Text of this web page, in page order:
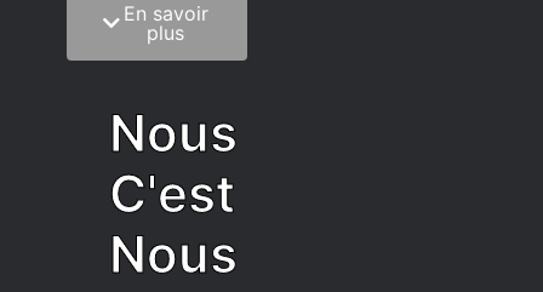
C’est quoi notre
méthode?
sagesse de la
vieillesse à une
grosse dose
d’autodérision. On
est du pur produit
écrit faisant très
En savoir
plus
Nous
C'est
Nous